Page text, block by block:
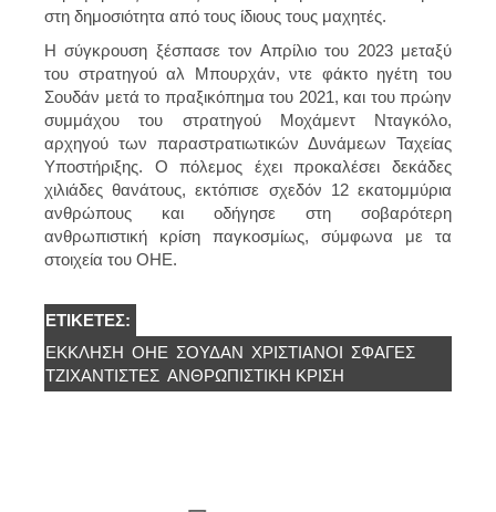
στη δημοσιότητα από τους ίδιους τους μαχητές.
Η σύγκρουση ξέσπασε τον Απρίλιο του 2023 μεταξύ
του στρατηγού αλ Μπουρχάν, ντε φάκτο ηγέτη του
Σουδάν μετά το πραξικόπημα του 2021, και του πρώην
συμμάχου του στρατηγού Μοχάμεντ Νταγκόλο,
αρχηγού των παραστρατιωτικών Δυνάμεων Ταχείας
Υποστήριξης. Ο πόλεμος έχει προκαλέσει δεκάδες
χιλιάδες θανάτους, εκτόπισε σχεδόν 12 εκατομμύρια
ανθρώπους και οδήγησε στη σοβαρότερη
ανθρωπιστική κρίση παγκοσμίως, σύμφωνα με τα
στοιχεία του ΟΗΕ.
ΕΤΙΚΈΤΕΣ:
ΈΚΚΛΗΣΗ ΟΗΕ ΣΟΥΔΆΝ ΧΡΙΣΤΙΑΝΟΊ ΣΦΑΓΈΣ
ΤΖΙΧΑΝΤΙΣΤΈΣ ΑΝΘΡΩΠΙΣΤΙΚΉ ΚΡΊΣΗ